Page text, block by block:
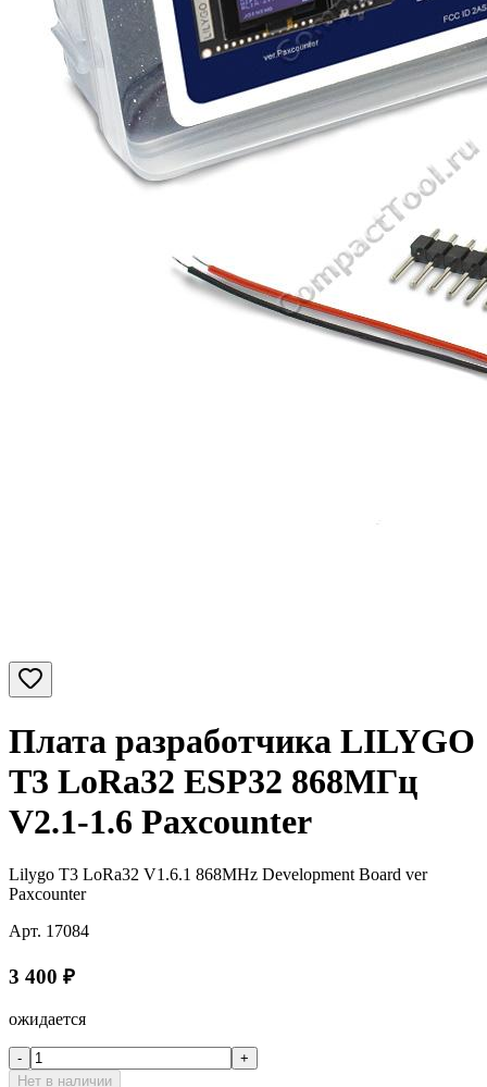
Плата разработчика LILYGO
T3 LoRa32 ESP32 868МГц
V2.1-1.6 Paxcounter
Lilygo T3 LoRa32 V1.6.1 868MHz Development Board ver
Paxcounter
Арт. 17084
3 400 ₽
ожидается
-
+
Нет в наличии